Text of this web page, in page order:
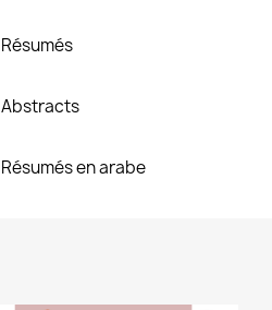
Résumés
Abstracts
Résumés en arabe